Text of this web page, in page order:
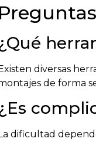
diversas
de forma
La dificultad